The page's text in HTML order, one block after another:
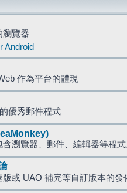
瀏覽器
Android
作為平台的體現
優秀郵件程式
含瀏覽器、郵件、編輯器等程
或 UAO 補完等自訂版本的發